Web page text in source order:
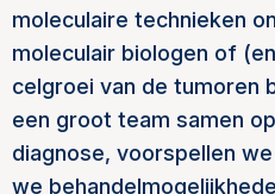
moleculaire technieken
moleculair biologen of
celgroei van de tumoren
een groot team samen
diagnose, voorspellen
we